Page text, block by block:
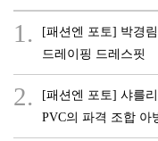
1.
[패션엔 포토] 박경
드레이핑 드레스핏
2.
[패션엔 포토] 샤를
PVC의 파격 조합 아